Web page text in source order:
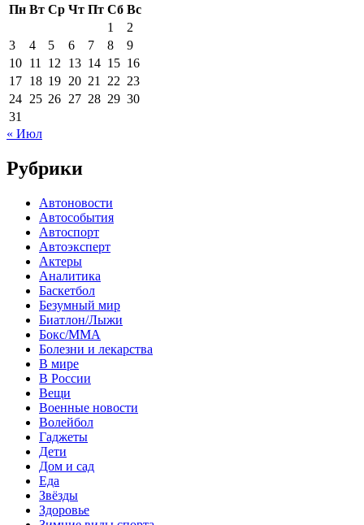
Пн Вт Ср Чт Пт Сб Вс
1
2
3
4 5 6 7 8
9
10 11 12 13 14 15 16
17 18 19 20 21 22 23
24 25 26 27 28 29 30
31
« Июл
Рубрики
Автоновости
Автособытия
Автоспорт
Автоэксперт
Актеры
Аналитика
Баскетбол
Безумный мир
Биатлон/Лыжи
Бокс/MMA
Болезни и лекарства
В мире
В России
Вещи
Военные новости
Волейбол
Гаджеты
Дети
Дом и сад
Еда
Звёзды
Здоровье